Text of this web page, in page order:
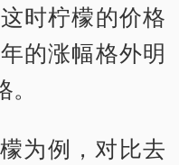
时柠檬的价格
的涨幅格外明
为例，对比去